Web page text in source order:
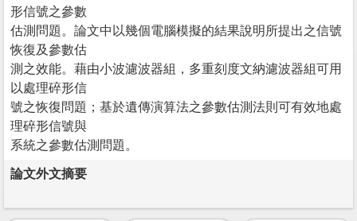
形信號之參數
估測問題。論文中以幾個電腦模擬的結果說明所提出之信號
恢復及參數估
測之效能。藉由小波濾波器組，多重刻度文納濾波器組可用
以處理碎形信
號之恢復問題；基於遺傳演算法之參數估測法則可有效地處
理碎形信號與
系統之參數估測問題。
論文外文摘要